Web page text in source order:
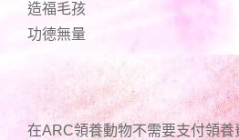
造福毛孩
功德無量
在ARC領養動物不需要支付領